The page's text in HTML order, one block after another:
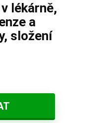
lékárně,
a
složení